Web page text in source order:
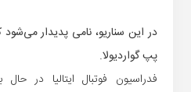
در این سناریو، نامی پدیدار
پپ گواردیولا.
فدراسیون فوتبال ایتالیا در